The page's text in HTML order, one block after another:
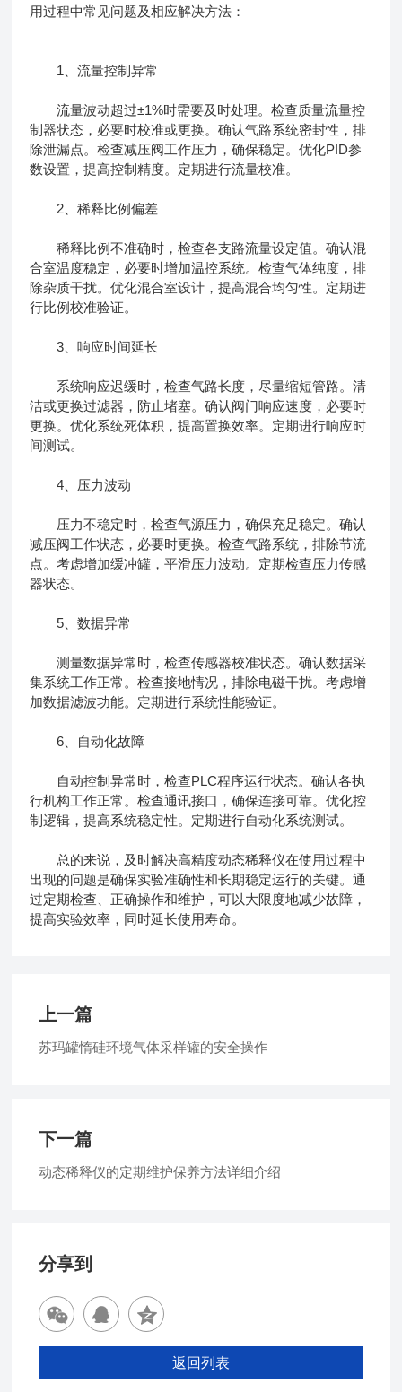
用过程中常见问题及相应解决方法：
1、流量控制异常
流量波动超过±1%时需要及时处理。检查质量流量控
制器状态，必要时校准或更换。确认气路系统密封性，排
除泄漏点。检查减压阀工作压力，确保稳定。优化PID参
数设置，提高控制精度。定期进行流量校准。
2、稀释比例偏差
稀释比例不准确时，检查各支路流量设定值。确认混
合室温度稳定，必要时增加温控系统。检查气体纯度，排
除杂质干扰。优化混合室设计，提高混合均匀性。定期进
行比例校准验证。
3、响应时间延长
系统响应迟缓时，检查气路长度，尽量缩短管路。清
洁或更换过滤器，防止堵塞。确认阀门响应速度，必要时
更换。优化系统死体积，提高置换效率。定期进行响应时
间测试。
4、压力波动
压力不稳定时，检查气源压力，确保充足稳定。确认
减压阀工作状态，必要时更换。检查气路系统，排除节流
点。考虑增加缓冲罐，平滑压力波动。定期检查压力传感
器状态。
5、数据异常
测量数据异常时，检查传感器校准状态。确认数据采
集系统工作正常。检查接地情况，排除电磁干扰。考虑增
加数据滤波功能。定期进行系统性能验证。
6、自动化故障
自动控制异常时，检查PLC程序运行状态。确认各执
行机构工作正常。检查通讯接口，确保连接可靠。优化控
制逻辑，提高系统稳定性。定期进行自动化系统测试。
总的来说，及时解决高精度动态稀释仪在使用过程中
出现的问题是确保实验准确性和长期稳定运行的关键。通
过定期检查、正确操作和维护，可以大限度地减少故障，
提高实验效率，同时延长使用寿命。
上一篇
苏玛罐惰硅环境气体采样罐的安全操作
下一篇
动态稀释仪的定期维护保养方法详细介绍
分享到
返回列表